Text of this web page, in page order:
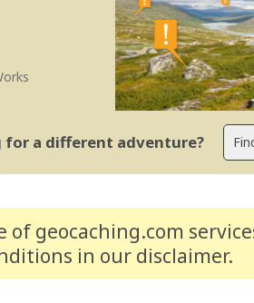
for a different adventure?
of geocaching.com
in our disclaimer.